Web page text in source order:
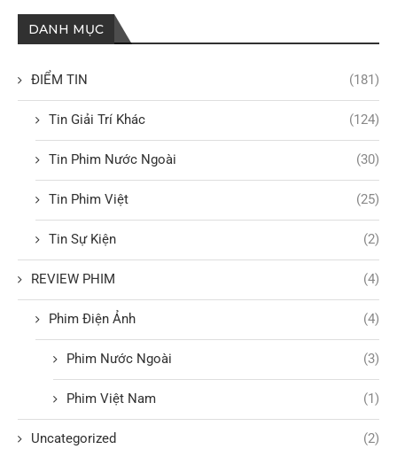
DANH MỤC
ĐIỂM TIN (181)
Tin Giải Trí Khác (124)
Tin Phim Nước Ngoài (30)
Tin Phim Việt (25)
Tin Sự Kiện (2)
REVIEW PHIM (4)
Phim Điện Ảnh (4)
Phim Nước Ngoài (3)
Phim Việt Nam (1)
Uncategorized (2)